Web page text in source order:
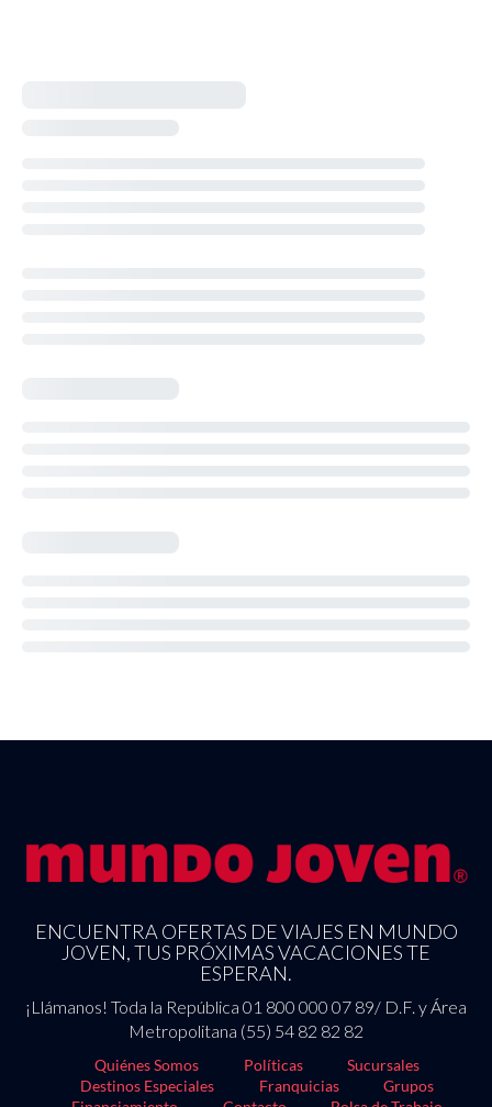
ENCUENTRA OFERTAS DE VIAJES EN MUNDO
JOVEN, TUS PRÓXIMAS VACACIONES TE
ESPERAN.
¡Llámanos! Toda la República 01 800 000 07 89/ D.F. y Área
Metropolitana (55) 54 82 82 82
Quiénes Somos Políticas
Sucursales
Destinos Especiales
Franquicias
Grupos